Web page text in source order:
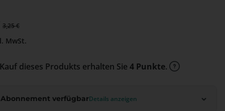
Regulärer Preis:
3,25 €
MwSt.
dieses Produkts erhalten Sie 4 Punkte.
verfügbarDetails anzeigen